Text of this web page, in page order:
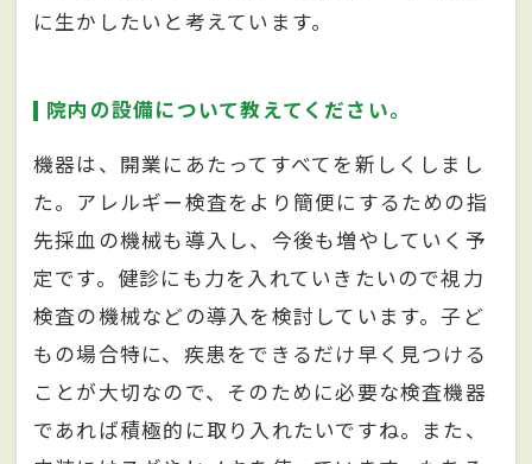
に生かしたいと考えています。
院内の設備について教えてください。
機器は、開業にあたってすべてを新しくしまし
た。アレルギー検査をより簡便にするための指
先採血の機械も導入し、今後も増やしていく予
定です。健診にも力を入れていきたいので視力
検査の機械などの導入を検討しています。子ど
もの場合特に、疾患をできるだけ早く見つける
ことが大切なので、そのために必要な検査機器
であれば積極的に取り入れたいですね。また、